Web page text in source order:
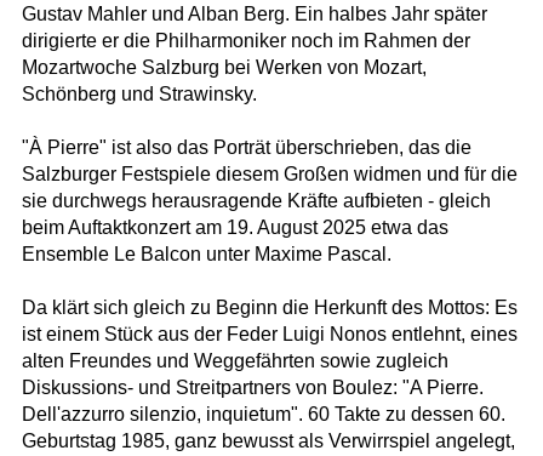
Gustav Mahler und Alban Berg. Ein halbes Jahr später
dirigierte er die Philharmoniker noch im Rahmen der
Mozartwoche Salzburg bei Werken von Mozart,
Schönberg und Strawinsky.
"À Pierre" ist also das Porträt überschrieben, das die
Salzburger Festspiele diesem Großen widmen und für die
sie durchwegs herausragende Kräfte aufbieten - gleich
beim Auftaktkonzert am 19. August 2025 etwa das
Ensemble Le Balcon unter Maxime Pascal.
Da klärt sich gleich zu Beginn die Herkunft des Mottos: Es
ist einem Stück aus der Feder Luigi Nonos entlehnt, eines
alten Freundes und Weggefährten sowie zugleich
Diskussions- und Streitpartners von Boulez: "A Pierre.
Dell'azzurro silenzio, inquietum". 60 Takte zu dessen 60.
Geburtstag 1985, ganz bewusst als Verwirrspiel angelegt,